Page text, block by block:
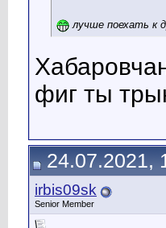
лучше поехать к
фиг ты
24.07.2021,
irbis09sk
Senior Member